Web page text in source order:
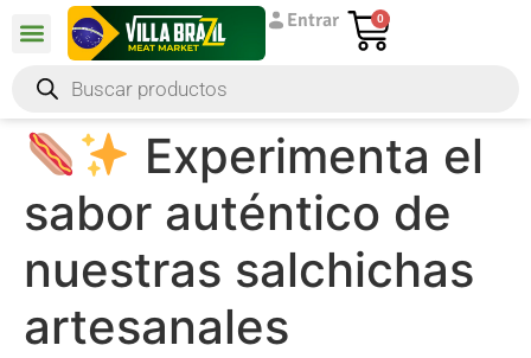
Entrar 0
Experimenta el
sabor auténtico de
nuestras salchichas
artesanales